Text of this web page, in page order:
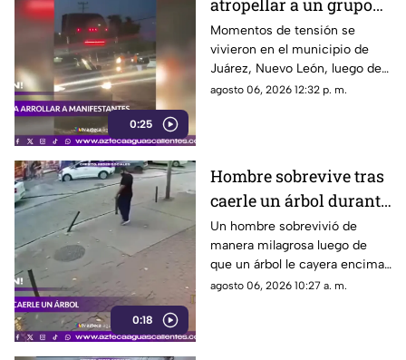
0:25
atropellar a un grupo
de personas y choca
varios vehículos
Momentos de tensión se
vivieron en el municipio de
Juárez, Nuevo León, luego de
que un trailero presuntamente
agosto 06, 2026 12:32 p. m.
0:18
Hombre sobrevive tras
caerle un árbol durante
tormenta
Un hombre sobrevivió de
manera milagrosa luego de
que un árbol le cayera encima
durante una fuerte tormenta
agosto 06, 2026 10:27 a. m.